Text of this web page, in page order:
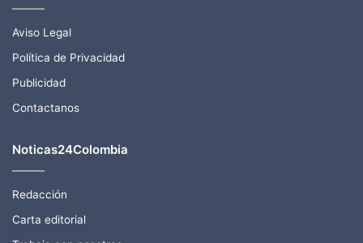
Aviso Legal
Política de Privacidad
Publicidad
Contactanos
Noticas24Colombia
Redacción
Carta editorial